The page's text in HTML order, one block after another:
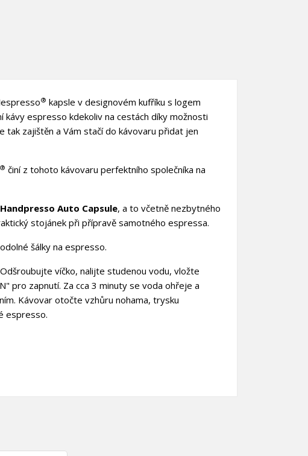
® kapsle v designovém kufříku s logem
espresso kdekoliv na cestách díky možnosti
tak zajištěn a Vám stačí do kávovaru přidat jen
® činí z tohoto kávovaru perfektního společníka na
Handpresso Auto Capsule, a to včetně nezbytného
stojánek při přípravě samotného espressa.
šálky na espresso.
víčko, nalijte studenou vodu, vložte
pro zapnutí. Za cca 3 minuty se voda ohřeje a
Kávovar otočte vzhůru nohama, trysku
espresso.
×
×
×